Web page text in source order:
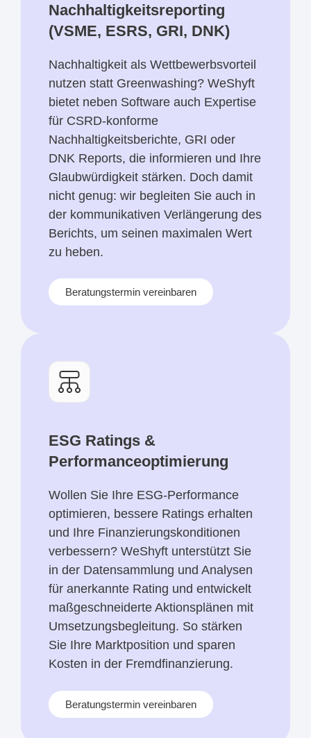
Nachhaltigkeitsreporting
(VSME, ESRS, GRI, DNK)
Nachhaltigkeit als Wettbewerbsvorteil
nutzen statt Greenwashing? WeShyft
bietet neben Software auch Expertise
für CSRD-konforme
Nachhaltigkeitsberichte, GRI oder
DNK Reports, die informieren und Ihre
Glaubwürdigkeit stärken. Doch damit
nicht genug: wir begleiten Sie auch in
der kommunikativen Verlängerung des
Berichts, um seinen maximalen Wert
zu heben.
Beratungstermin vereinbaren
ESG Ratings &
Performanceoptimierung
Wollen Sie Ihre ESG-Performance
optimieren, bessere Ratings erhalten
und Ihre Finanzierungskonditionen
verbessern? WeShyft unterstützt Sie
in der Datensammlung und Analysen
für anerkannte Rating und entwickelt
maßgeschneiderte Aktionsplänen mit
Umsetzungsbegleitung. So stärken
Sie Ihre Marktposition und sparen
Kosten in der Fremdfinanzierung.
Beratungstermin vereinbaren